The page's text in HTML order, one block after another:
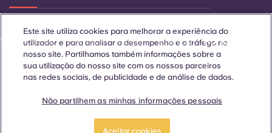
Català Deutsch Italian French Portuguese
Contactar-nos
Este site utiliza cookies para melhorar a experiência do
utilizador e para analisar o desempenho e o tráfego no
nosso site. Partilhamos também informações sobre a
sua utilização do nosso site com os nossos parceiros
nas redes sociais, de publicidade e de análise de dados.
Não partilhem as minhas informações pessoais
Aceitar cookies